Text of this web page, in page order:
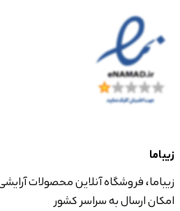
زیباما
زیباما، فروشگاه آنلاین محصولات
امکان ارسال به سراسر کشور